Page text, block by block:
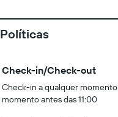
Políticas
Check-in/Check-out
Check-in a qualquer
momento antes das 11:00